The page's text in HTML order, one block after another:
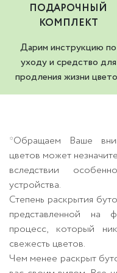
ПОДАРОЧНЫЙ
КОМПЛЕКТ
Дарим инструкцию по
уходу и средство для
продления жизни
*Обращаем Ваше
цветов может
вследствии
устройства.
Степень раскрытия
представленной на
процесс, который
свежесть цветов.
Чем менее раскрыт